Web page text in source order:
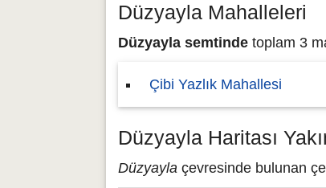
Düzyayla Mahalleleri
Düzyayla semtinde toplam 3
Çibi Yazlık Mahallesi
Düzyayla Haritası
Düzyayla çevresinde bulunan